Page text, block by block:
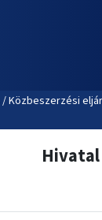
Közbeszerzési
Hivatal